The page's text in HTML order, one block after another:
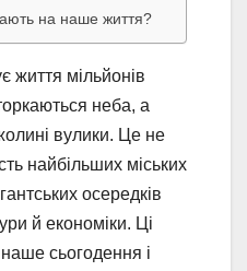
на наше життя?
життя мільйонів
неба, а
вулики. Це не
найбільших міських
осередків
й економіки. Ці
сьогодення і